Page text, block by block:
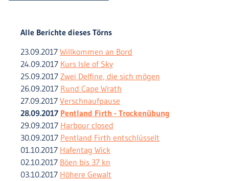
Alle Berichte dieses Törns
23.09.2017 Willkommen an Bord
24.09.2017 Kurs Isle of Sky
25.09.2017 Zwei Delfine, die sich mögen
26.09.2017 Rund Cape Wrath
27.09.2017 Verschnaufpause
28.09.2017 Pentland Firth - Trockenübung
29.09.2017 Harbour closed
30.09.2017 Pentland Firth entschlüsselt
01.10.2017 Hafentag Wick
02.10.2017 Böen bis 37 kn
03.10.2017 Höhere Gewalt